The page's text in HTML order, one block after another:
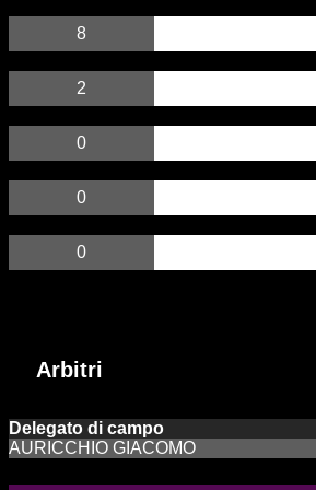
8
2
0
0
0
Arbitri
Delegato di campo
AURICCHIO GIACOMO